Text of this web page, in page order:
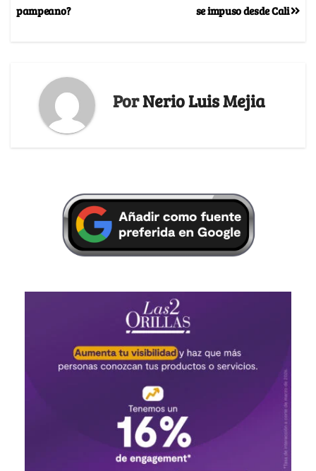
se impuso desde Cali
pampeano?
PorNerio Luis Mejia